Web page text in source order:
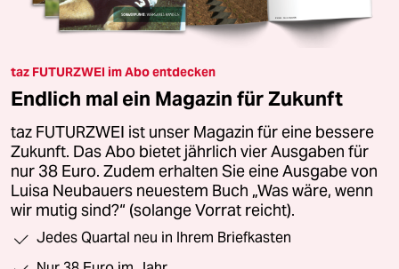
taz FUTURZWEI im Abo entdecken
Endlich mal ein Magazin für Zukunft
taz FUTURZWEI ist unser Magazin für eine bessere
Zukunft. Das Abo bietet jährlich vier Ausgaben für
nur 38 Euro. Zudem erhalten Sie eine Ausgabe von
Luisa Neubauers neuestem Buch „Was wäre, wenn
wir mutig sind?“ (solange Vorrat reicht).
Jedes Quartal neu in Ihrem Briefkasten